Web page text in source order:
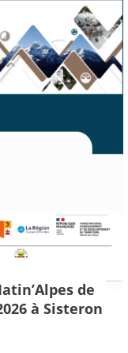
de
à Sisteron